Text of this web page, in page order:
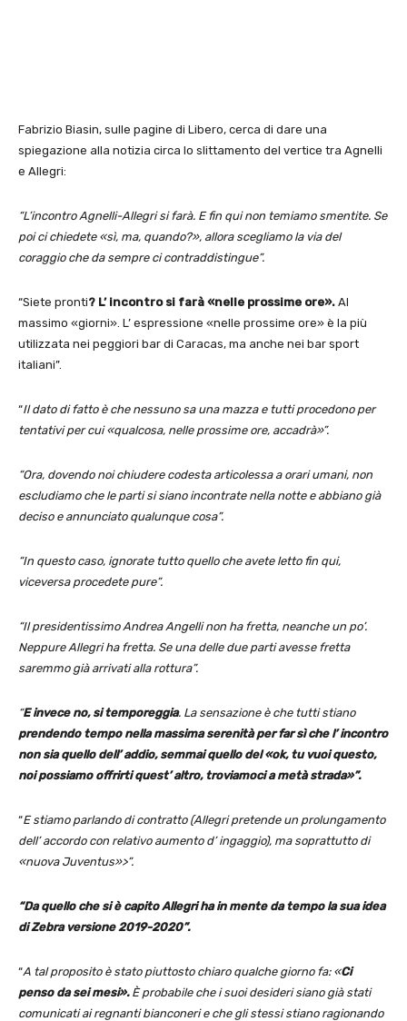
Fabrizio Biasin, sulle pagine di Libero, cerca di dare una
spiegazione alla notizia circa lo slittamento del vertice tra Agnelli
e Allegri:
“L’incontro Agnelli-Allegri si farà. E fin qui non temiamo smentite. Se
poi ci chiedete «sì, ma, quando?», allora scegliamo la via del
coraggio che da sempre ci contraddistingue”.
“Siete pronti? L’ incontro si farà «nelle prossime ore». Al
massimo «giorni». L’ espressione «nelle prossime ore» è la più
utilizzata nei peggiori bar di Caracas, ma anche nei bar sport
italiani”.
“Il dato di fatto è che nessuno sa una mazza e tutti procedono per
tentativi per cui «qualcosa, nelle prossime ore, accadrà»”.
“Ora, dovendo noi chiudere codesta articolessa a orari umani, non
escludiamo che le parti si siano incontrate nella notte e abbiano già
deciso e annunciato qualunque cosa”.
“In questo caso, ignorate tutto quello che avete letto fin qui,
viceversa procedete pure”.
“Il presidentissimo Andrea Angelli non ha fretta, neanche un po’.
Neppure Allegri ha fretta. Se una delle due parti avesse fretta
saremmo già arrivati alla rottura”.
“E invece no, si temporeggia. La sensazione è che tutti stiano
prendendo tempo nella massima serenità per far sì che l’ incontro
non sia quello dell’ addio, semmai quello del «ok, tu vuoi questo,
noi possiamo offrirti quest’ altro, troviamoci a metà strada»”.
“E stiamo parlando di contratto (Allegri pretende un prolungamento
dell’ accordo con relativo aumento d’ ingaggio), ma soprattutto di
«nuova Juventus»>”.
“Da quello che si è capito Allegri ha in mente da tempo la sua idea
di Zebra versione 2019-2020”.
“A tal proposito è stato piuttosto chiaro qualche giorno fa: «Ci
penso da sei mesi».È probabile che i suoi desideri siano già stati
comunicati ai regnanti bianconeri e che gli stessi stiano ragionando